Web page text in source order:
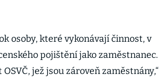
osoby, které vykonávají činnost, v
pojištění jako zaměstnanec.
jež jsou zároveň zaměstnány,“